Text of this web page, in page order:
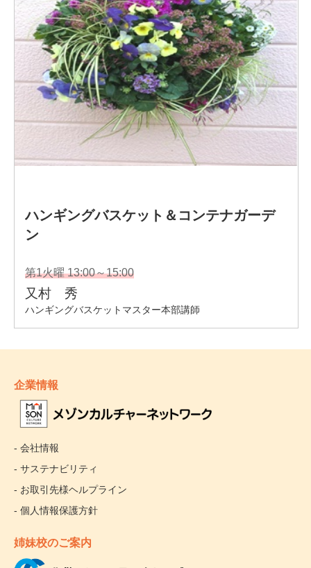
企業情報
- 会社情報
- サステナビリティ
- お取引先様ヘルプライン
- 個人情報保護方針
姉妹校のご案内